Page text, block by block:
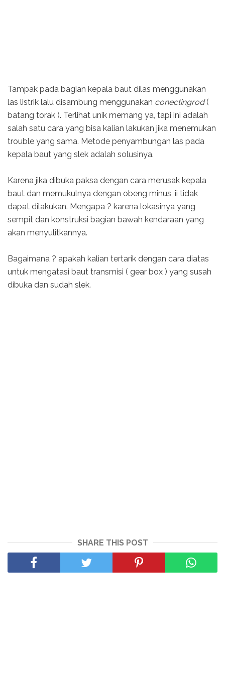
Tampak pada bagian kepala baut dilas menggunakan
las listrik lalu disambung menggunakan conectingrod(
batang torak ). Terlihat unik memang ya, tapi ini adalah
salah satu cara yang bisa kalian lakukan jika menemukan
trouble yang sama. Metode penyambungan las pada
kepala baut yang slek adalah solusinya.
Karena jika dibuka paksa dengan cara merusak kepala
baut dan memukulnya dengan obeng minus, ii tidak
dapat dilakukan. Mengapa ? karena lokasinya yang
sempit dan konstruksi bagian bawah kendaraan yang
akan menyulitkannya.
Bagaimana ? apakah kalian tertarik dengan cara diatas
untuk mengatasi baut transmisi ( gear box ) yang susah
dibuka dan sudah slek.
SHARE THIS POST